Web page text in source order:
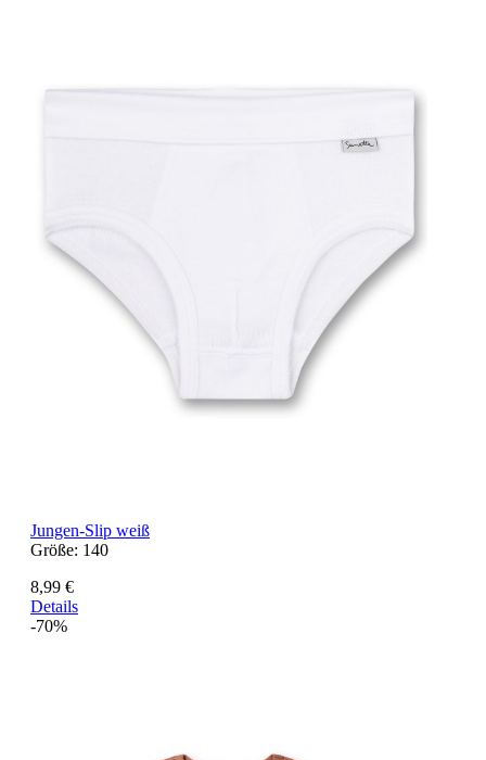
Jungen-Slip weiß
Größe: 140
8,99 €
Details
-70%